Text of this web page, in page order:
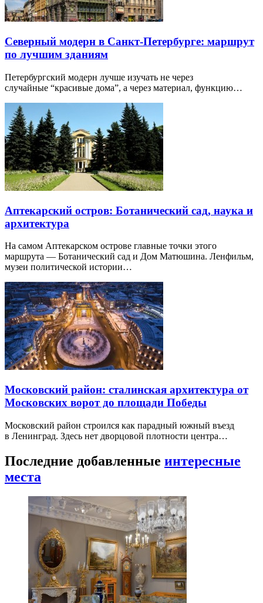
Северный модерн в Санкт-Петербурге: маршрут
по лучшим зданиям
Петербургский модерн лучше изучать не через
случайные “красивые дома”, а через материал, функцию…
Аптекарский остров: Ботанический сад, наука и
архитектура
На самом Аптекарском острове главные точки этого
маршрута — Ботанический сад и Дом Матюшина. Ленфильм,
музеи политической истории…
Московский район: сталинская архитектура от
Московских ворот до площади Победы
Московский район строился как парадный южный въезд
в Ленинград. Здесь нет дворцовой плотности центра…
Последние добавленные интересные
места